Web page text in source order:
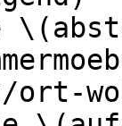
ort-